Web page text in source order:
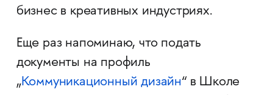
бизнес в креативных индустриях.
Еще раз напоминаю, что подать
документы на профиль
„Коммуникационный дизайн“ в Школе